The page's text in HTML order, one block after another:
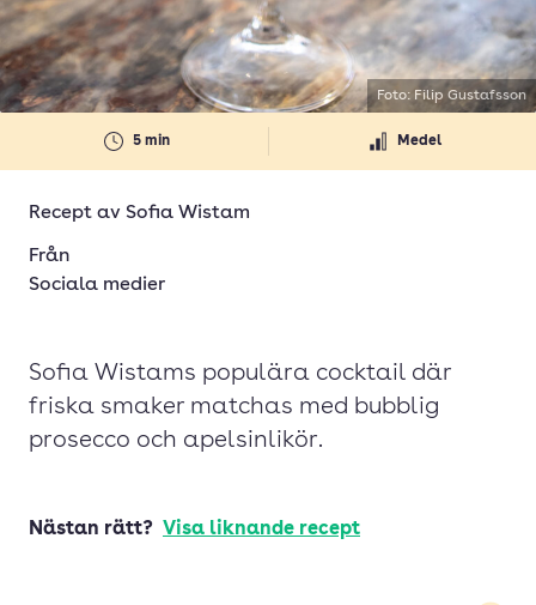
5 min Medel
Recept av Sofia Wistam
Från
Sociala medier
Sofia Wistams populära cocktail där
friska smaker matchas med bubblig
prosecco och apelsinlikör.
Foto: Filip Gustafsson
Nästan rätt? Visa liknande recept